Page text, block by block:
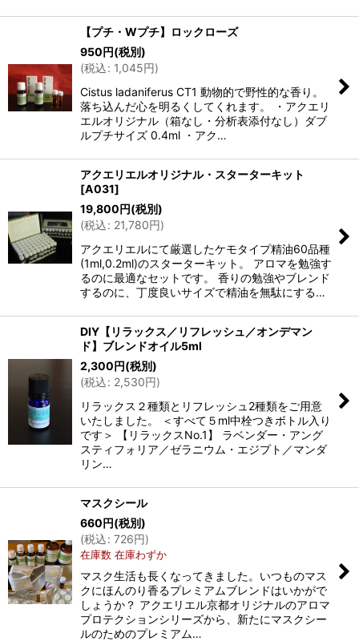
【プチ・Wプチ】ロックローズ
950円(税別)
(税込: 1,045円)
Cistus ladaniferus CT1 動物的で野性的な香り。
落ち込んだ心を明るくしてくれます。 ・アクエリ
エルオリジナル（箱なし・分析表添付なし）ダブ
ルプチサイズ 0.4ml ・アク…
アクエリエルオリジナル・スターターキット
[A031]
19,800円(税別)
(税込: 21,780円)
アクエリエルにて厳選したケモタイプ精油60品種
(1ml,0.2ml)のスターターキット。 アロマを勉強す
るのに最適なセットです。 香りの勉強やブレンド
するのに、丁度良いサイズで精油を無駄にする…
DIY【リラックス／リフレッシュ／オンデマン
ド】ブレンドオイル5ml
2,300円(税別)
(税込: 2,530円)
リラックス２種類とリフレッシュ2種類をご用意
いたしました。 ＜すべて５ml中栓つきボトル入り
です＞ 【リラックスNo.1】 ラベンダー・アング
スティフォリア／ゼラニウム・エジプト／マンダ
リン…
マスクシール
660円(税別)
(税込: 726円)
在庫数 在庫わずか
マスク生活も長くなってきました。いつものマス
クにほんのり香るプレミアムブレンドはいかがで
しょうか？ アクエリエル京都オリジナルのアロマ
プロテクションシリーズから、新たにマスクシー
ルのためのプレミアム…